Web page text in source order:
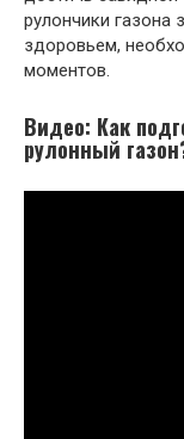
рулончики газона
здоровьем,
моментов.
Видео: Как
рулонный